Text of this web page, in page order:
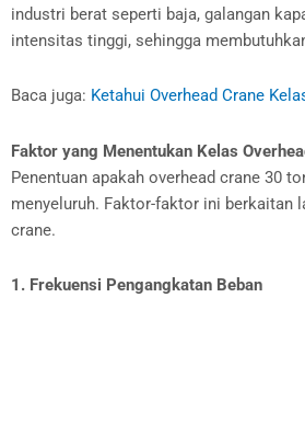
industri berat seperti baja, galangan
intensitas tinggi, sehingga
Baca juga: Ketahui Overhead Crane
Faktor yang Menentukan Kelas
Penentuan apakah overhead crane 30
menyeluruh. Faktor-faktor ini berkaitan
crane.
1. Frekuensi Pengangkatan Beban